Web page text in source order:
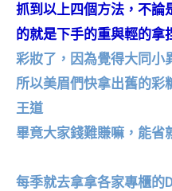
抓到以上四個方法，不
的就是下手的重與輕的拿
彩妝了，因為覺得大同小
所以美眉們快拿出舊的彩
王道
畢竟大家錢難賺嘛，能省
每季就去拿拿各家專櫃的